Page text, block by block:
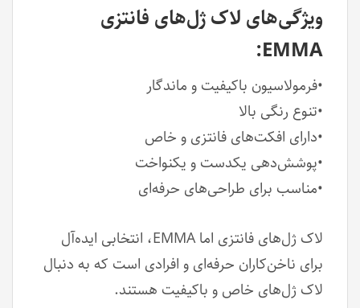
ویژگی‌های لاک ژل‌های فانتزی
EMMA:
•فرمولاسیون با‌کیفیت و ماندگار
•تنوع رنگی بالا
•دارای افکت‌های فانتزی و خاص
•پوشش‌دهی یکدست و یکنواخت
•مناسب برای طراحی‌های حرفه‌ای
لاک ژل‌های فانتزی اما EMMA، انتخابی ایده‌آل
برای ناخن‌کاران حرفه‌ای و افرادی است که به دنبال
لاک ژل‌های خاص و باکیفیت هستند.